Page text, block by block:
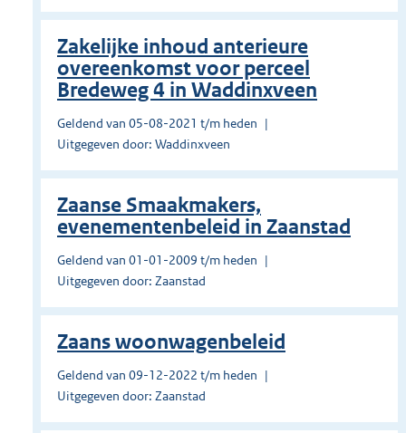
Zakelijke inhoud anterieure
overeenkomst voor perceel
Bredeweg 4 in Waddinxveen
Geldend van 05-08-2021 t/m heden
Uitgegeven door: Waddinxveen
Zaanse Smaakmakers,
evenementenbeleid in Zaanstad
Geldend van 01-01-2009 t/m heden
Uitgegeven door: Zaanstad
Zaans woonwagenbeleid
Geldend van 09-12-2022 t/m heden
Uitgegeven door: Zaanstad